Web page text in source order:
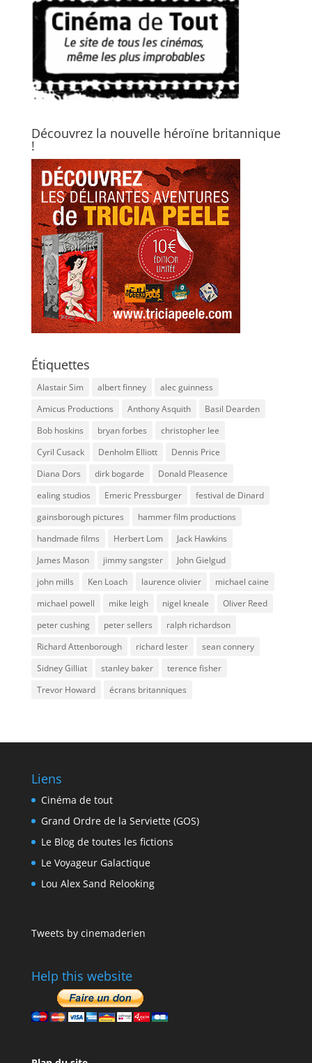
Découvrez la nouvelle héroïne britannique
!
Étiquettes
Alastair Sim albert finney
alec guinness
Amicus Productions
Anthony Asquith
Basil Dearden
Bob hoskins
bryan forbes
christopher lee
Cyril Cusack
Denholm Elliott
Dennis Price
Diana Dors
dirk bogarde
Donald Pleasence
ealing studios
Emeric Pressburger
festival de Dinard
gainsborough pictures
hammer film productions
handmade films
Herbert Lom
Jack Hawkins
James Mason
jimmy sangster
John Gielgud
john mills
Ken Loach laurence olivier
michael caine
michael powell
mike leigh nigel kneale
Oliver Reed
peter cushing
peter sellers
ralph richardson
Richard Attenborough
richard lester
sean connery
Sidney Gilliat
stanley baker
terence fisher
Trevor Howard
écrans britanniques
Liens
Cinéma de tout
Grand Ordre de la Serviette (GOS)
Le Blog de toutes les fictions
Le Voyageur Galactique
Lou Alex Sand Relooking
Tweets by cinemaderien
Help this website